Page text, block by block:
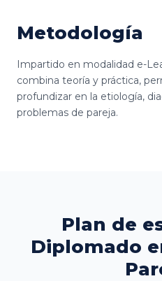
Metodología
Impartido en modalidad e-
combina teoría y práctica,
profundizar en la etiología,
problemas de pareja.
Plan de
Diplomado